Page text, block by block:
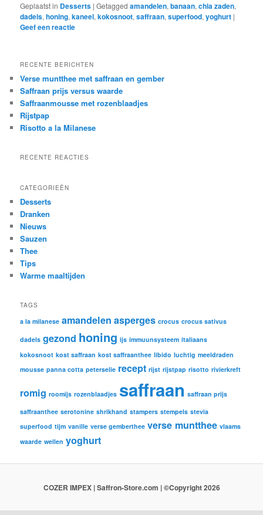
Geplaatst in Desserts |Getagged amandelen,banaan,chia zaden,
dadels,honing,kaneel,kokosnoot,saffraan,superfood,yoghurt |
Geef een reactie
RECENTE BERICHTEN
Verse muntthee met saffraan en gember
Saffraan prijs versus waarde
Saffraanmousse met rozenblaadjes
Rijstpap
Risotto a la Milanese
RECENTE REACTIES
CATEGORIEËN
Desserts
Dranken
Nieuws
Sauzen
Thee
Tips
Warme maaltijden
TAGS
a la milanese amandelen asperges crocus crocus sativus
dadels gezond honing ijs immuunsysteem italiaans
kokosnoot kost saffraan kost saffraanthee libido luchtig meeldraden
mousse panna cotta peterselie recept rijst rijstpap risotto rivierkreft
romig roomijs rozenblaadjes saffraan saffraan prijs
saffraanthee serotonine shrikhand stampers stempels stevia
superfood tijm vanille verse gemberthee verse muntthee vlaams
waarde wellen yoghurt
COZER IMPEX | Saffron-Store.com | ©Copyright 2026